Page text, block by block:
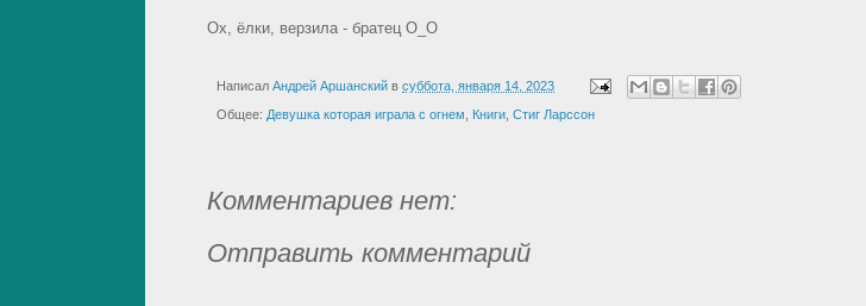
Ох, ёлки, верзила - братец О_О
Написал Андрей Аршанский в суббота, января 14, 2023
Общее: Девушка которая играла с огнем Книги Стиг Ларссон
Комментариев нет:
Отправить комментарий